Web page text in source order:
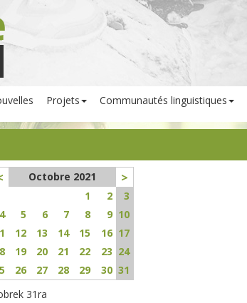
Projets Communautés linguistiques
Octobre 2021 >
1 2
3
4
5 6 7 8 9 10
12 13 14 15 16 17
19 20 21 22 23 24
26 27 28 29 30 31
31ra